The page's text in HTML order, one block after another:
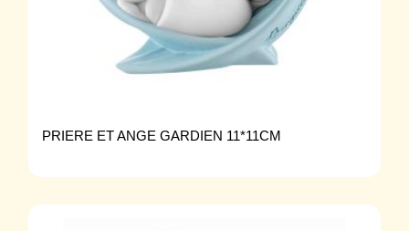
PRIERE ET ANGE GARDIEN 11*11CM